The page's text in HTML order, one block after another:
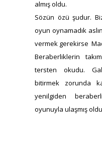
almış oldu.
Sözün özü şudur.
oyun oynamadık
vermek gerekirse
Beraberliklerin
tersten okudu.
bitirmek zorunda
yenilgiden
oyunuyla ulaşmış